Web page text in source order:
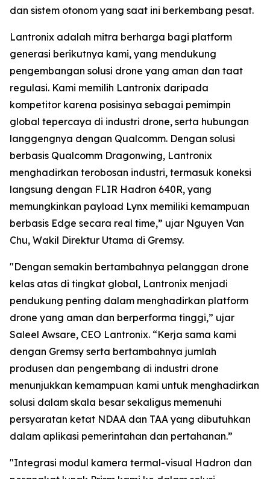
dan sistem otonom yang saat ini berkembang pesat.
Lantronix adalah mitra berharga bagi platform
generasi berikutnya kami, yang mendukung
pengembangan solusi drone yang aman dan taat
regulasi. Kami memilih Lantronix daripada
kompetitor karena posisinya sebagai pemimpin
global tepercaya di industri drone, serta hubungan
langgengnya dengan Qualcomm. Dengan solusi
berbasis Qualcomm Dragonwing, Lantronix
menghadirkan terobosan industri, termasuk koneksi
langsung dengan FLIR Hadron 640R, yang
memungkinkan payload Lynx memiliki kemampuan
berbasis Edge secara real time,” ujar Nguyen Van
Chu, Wakil Direktur Utama di Gremsy.
"Dengan semakin bertambahnya pelanggan drone
kelas atas di tingkat global, Lantronix menjadi
pendukung penting dalam menghadirkan platform
drone yang aman dan berperforma tinggi,” ujar
Saleel Awsare, CEO Lantronix. “Kerja sama kami
dengan Gremsy serta bertambahnya jumlah
produsen dan pengembang di industri drone
menunjukkan kemampuan kami untuk menghadirkan
solusi dalam skala besar sekaligus memenuhi
persyaratan ketat NDAA dan TAA yang dibutuhkan
dalam aplikasi pemerintahan dan pertahanan.”
"Integrasi modul kamera termal-visual Hadron dan